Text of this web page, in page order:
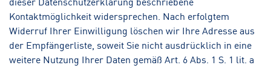
Kontaktmöglichkeit widersprechen. Nach erfolgtem
Widerruf Ihrer Einwilligung löschen wir Ihre Adresse aus
der Empfängerliste, soweit Sie nicht ausdrücklich in eine
weitere Nutzung Ihrer Daten gemäß Art. 6 Abs. 1 S. 1 lit. a